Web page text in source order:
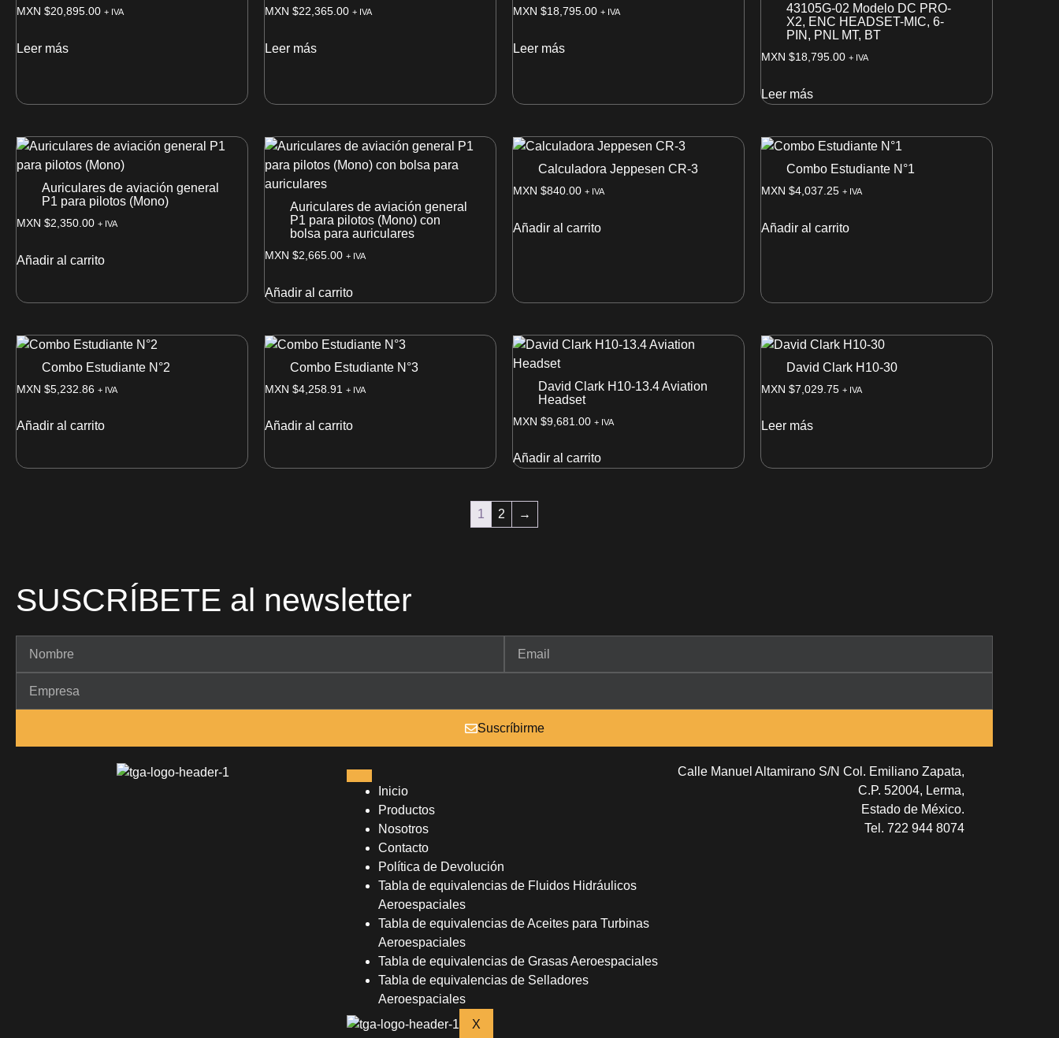
MXN $20,895.00 + IVA
Leer más
MXN $22,365.00 + IVA
Leer más
MXN $18,795.00 + IVA
Leer más
43105G-02 Modelo DC PRO-
X2, ENC HEADSET-MIC, 6-
PIN, PNL MT, BT
MXN $18,795.00 + IVA
Leer más
Auriculares de aviación general
P1 para pilotos (Mono)
MXN $2,350.00 + IVA
Añadir al carrito
Auriculares de aviación general
P1 para pilotos (Mono) con
bolsa para auriculares
MXN $2,665.00 + IVA
Añadir al carrito
Calculadora Jeppesen CR-3
MXN $840.00 + IVA
Añadir al carrito
Combo Estudiante N°1
MXN $4,037.25 + IVA
Añadir al carrito
Combo Estudiante N°2
MXN $5,232.86 + IVA
Añadir al carrito
Combo Estudiante N°3
MXN $4,258.91 + IVA
Añadir al carrito
David Clark H10-13.4 Aviation
Headset
MXN $9,681.00 + IVA
Añadir al carrito
David Clark H10-30
MXN $7,029.75 + IVA
Leer más
1 2 →
SUSCRÍBETE al newsletter
Suscríbirme
Inicio
Productos
Nosotros
Contacto
Política de Devolución
Tabla de equivalencias de Fluidos Hidráulicos
Aeroespaciales
Tabla de equivalencias de Aceites para Turbinas
Aeroespaciales
Tabla de equivalencias de Grasas Aeroespaciales
Tabla de equivalencias de Selladores
Aeroespaciales
X
Calle Manuel Altamirano S/N Col. Emiliano Zapata,
C.P. 52004, Lerma,
Estado de México.
Tel. 722 944 8074